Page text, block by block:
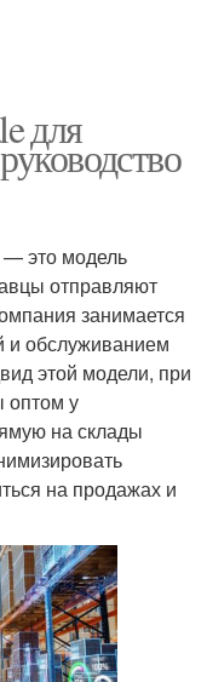
для
— это модель
отправляют
занимается
и обслуживанием
этой модели, при
оптом у
на склады
на продажах и